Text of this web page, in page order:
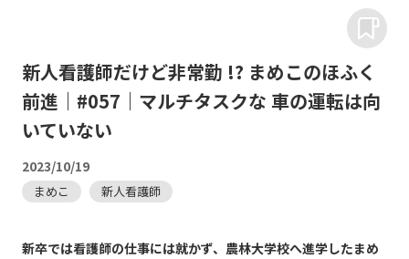
新人看護師だけど非常勤 !? まめこのほふく
前進｜#057｜マルチタスクな 車の運転は向
いていない
2023/10/19
まめこ 新人看護師
新卒では看護師の仕事には就かず、農林大学校へ進学したまめ